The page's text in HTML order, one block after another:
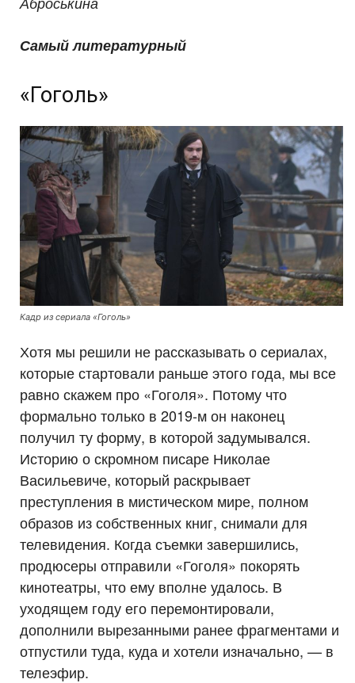
Самый литературный
«Гоголь»
Кадр из сериала «Гоголь»
Хотя мы решили не рассказывать о сериалах,
которые стартовали раньше этого года, мы все
равно скажем про «Гоголя». Потому что
формально только в 2019-м он наконец
получил ту форму, в которой задумывался.
Историю о скромном писаре Николае
Васильевиче, который раскрывает
преступления в мистическом мире, полном
образов из собственных книг, снимали для
телевидения. Когда съемки завершились,
продюсеры отправили «Гоголя» покорять
кинотеатры, что ему вполне удалось. В
уходящем году его перемонтировали,
дополнили вырезанными ранее фрагментами и
отпустили туда, куда и хотели изначально, — в
телеэфир.